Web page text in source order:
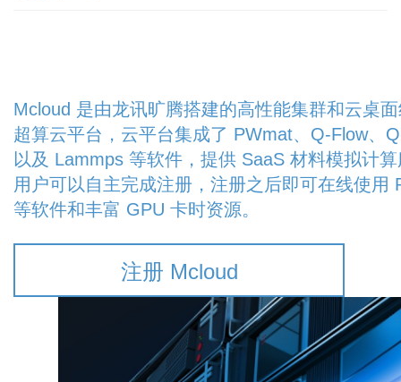
Mcloud 是由龙讯旷腾搭建的高性能集群和云桌
超算云平台，云平台集成了 PWmat、Q-Flow、
以及 Lammps 等软件，提供 SaaS 材料模拟计
用户可以自主完成注册，注册之后即可在线使用
等软件和丰富 GPU 卡时资源。
注册 Mcloud